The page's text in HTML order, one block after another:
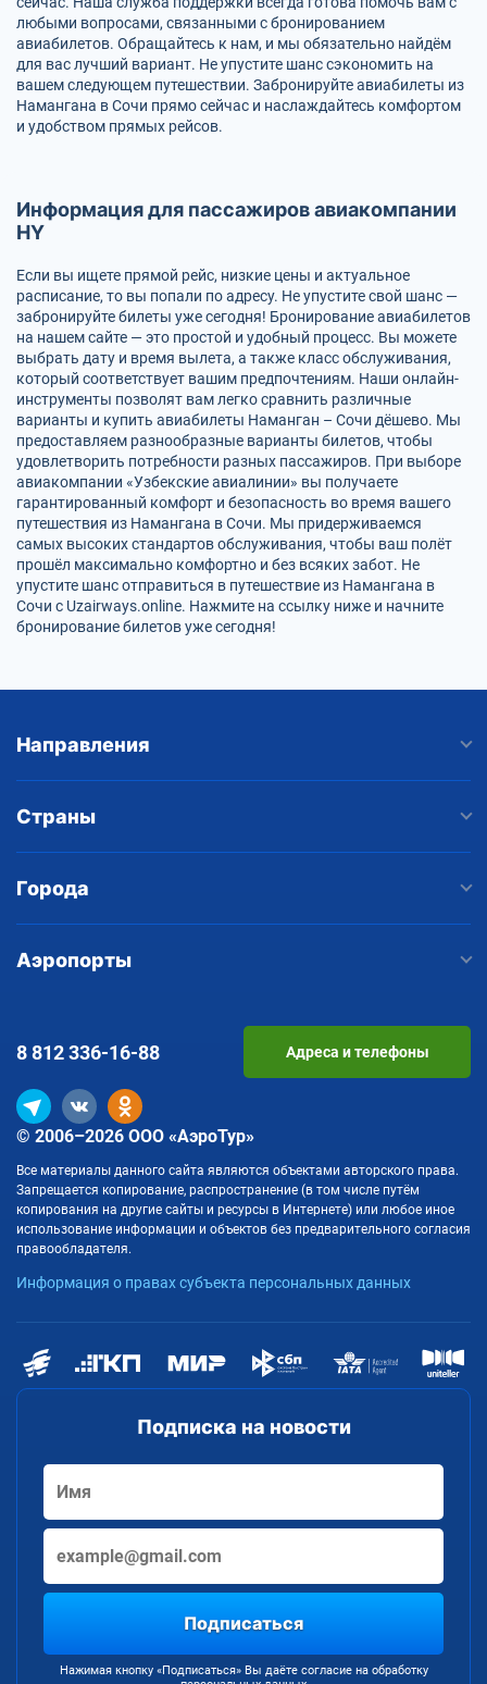
любыми вопросами, связанными с бронированием
авиабилетов. Обращайтесь к нам, и мы обязательно найдём
для вас лучший вариант. Не упустите шанс сэкономить на
вашем следующем путешествии. Забронируйте авиабилеты из
Намангана в Сочи прямо сейчас и наслаждайтесь комфортом
и удобством прямых рейсов.
Информация для пассажиров авиакомпании
HY
Если вы ищете прямой рейс, низкие цены и актуальное
расписание, то вы попали по адресу. Не упустите свой шанс —
забронируйте билеты уже сегодня! Бронирование авиабилетов
на нашем сайте — это простой и удобный процесс. Вы можете
выбрать дату и время вылета, а также класс обслуживания,
который соответствует вашим предпочтениям. Наши онлайн-
инструменты позволят вам легко сравнить различные
варианты и купить авиабилеты Наманган – Сочи дёшево. Мы
предоставляем разнообразные варианты билетов, чтобы
удовлетворить потребности разных пассажиров. При выборе
авиакомпании «Узбекские авиалинии» вы получаете
гарантированный комфорт и безопасность во время вашего
путешествия из Намангана в Сочи. Мы придерживаемся
самых высоких стандартов обслуживания, чтобы ваш полёт
прошёл максимально комфортно и без всяких забот. Не
упустите шанс отправиться в путешествие из Намангана в
Сочи с Uzairways.online. Нажмите на ссылку ниже и начните
бронирование билетов уже сегодня!
Направления
Страны
Города
Аэропорты
Подписка на новости
Подписаться
Нажимая кнопку «Подписаться» Вы даёте согласие на обработку
© 2006–2026 ООО «АэроТур»
Все материалы данного сайта являются объектами авторского права.
Запрещается копирование, распространение (в том числе путём
копирования на другие сайты и ресурсы в Интернете) или любое иное
использование информации и объектов без предварительного согласия
правообладателя.
Информация о правах субъекта персональных данных
8 812336-16-88 Адреса и телефоны